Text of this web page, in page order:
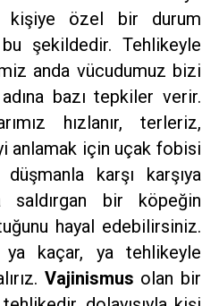
kişiye özel bir durum
şekildedir. Tehlikeyle
anda vücudumuz bizi
bazı tepkiler verir.
hızlanır, terleriz,
anlamak için uçak fobisi
karşı karşıya
bir köpeğin
hayal edebilirsiniz.
kaçar, ya tehlikeyle
Vajinismus olan bir